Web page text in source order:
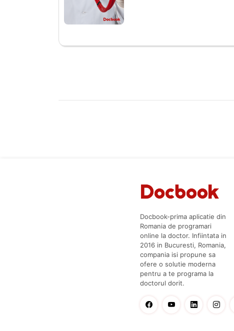
Docbook-prima aplicatie din
Romania de programari
online la doctor. Infiintata in
2016 in Bucuresti, Romania,
compania isi propune sa
ofere o solutie moderna
pentru a te programa la
doctorul dorit.